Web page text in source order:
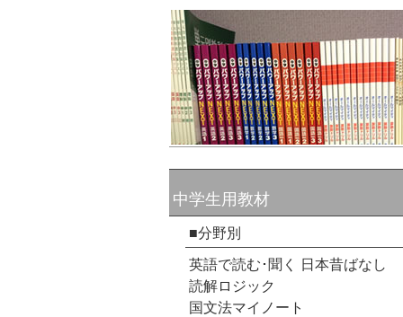
中学生用教材
■分野別
英語で読む･聞く 日本昔ばなし
読解ロジック
国文法マイノート